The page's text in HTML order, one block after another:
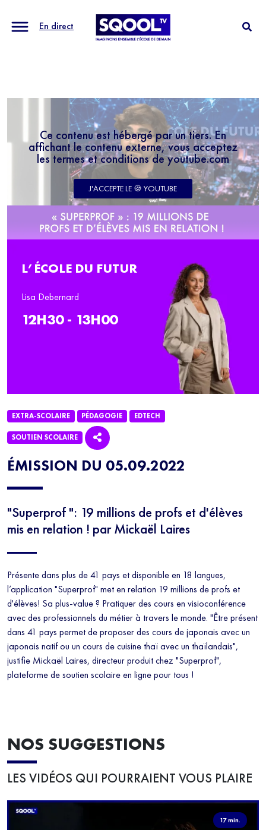
En direct
Ce contenu est hébergé par un tiers. En
affichant le contenu externe, vous acceptez
les termes et conditions de youtube.com
J'ACCEPTE LE 🍪 YOUTUBE
ÉMISSION DU 05.09.2022
"Superprof ": 19 millions de profs et d'élèves
mis en relation ! par Mickaël Laires
Présente dans plus de 41 pays et disponible en 18 langues,
l’application "Superprof" met en relation 19 millions de profs et
d'élèves! Sa plus-value ? Pratiquer des cours en visioconférence
avec des professionnels du métier à travers le monde. "Être présent
dans 41 pays permet de proposer des cours de japonais avec un
japonais natif ou un cours de cuisine thaï avec un thaïlandais",
justifie Mickaël Laires, directeur produit chez "Superprof",
plateforme de soutien scolaire en ligne pour tous !
EXTRA-SCOLAIRE PÉDAGOGIE EDTECH
SOUTIEN SCOLAIRE
L’ÉCOLE DU FUTUR
Lisa Debernard
12H30 - 13H00
NOS SUGGESTIONS
LES VIDÉOS QUI POURRAIENT VOUS PLAIRE
17 min.